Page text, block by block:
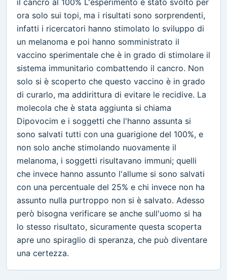
il cancro al 100% L'esperimento è stato svolto per
ora solo sui topi, ma i risultati sono sorprendenti,
infatti i ricercatori hanno stimolato lo sviluppo di
un melanoma e poi hanno somministrato il
vaccino sperimentale che è in grado di stimolare il
sistema immunitario combattendo il cancro. Non
solo si è scoperto che questo vaccino è in grado
di curarlo, ma addirittura di evitare le recidive. La
molecola che è stata aggiunta si chiama
Dipovocim e i soggetti che l'hanno assunta si
sono salvati tutti con una guarigione del 100%, e
non solo anche stimolando nuovamente il
melanoma, i soggetti risultavano immuni; quelli
che invece hanno assunto l'allume si sono salvati
con una percentuale del 25% e chi invece non ha
assunto nulla purtroppo non si è salvato. Adesso
però bisogna verificare se anche sull'uomo si ha
lo stesso risultato, sicuramente questa scoperta
apre uno spiraglio di speranza, che può diventare
una certezza.